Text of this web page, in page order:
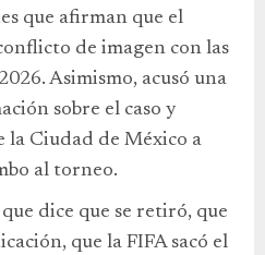
que afirman que el
de imagen con las
Asimismo, acusó una
sobre el caso y
la Ciudad de México a
al torneo.
dice que se retiró, que
que la FIFA sacó el